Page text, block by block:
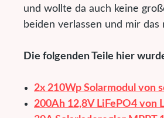
und wollte da auch keine
beiden verlassen und mir
Die folgenden Teile hier
2x 210Wp Solarmodul von
200Ah 12,8V LiFePO4 von